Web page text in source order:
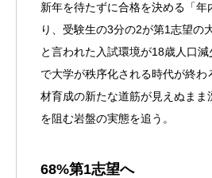
新年を待たずに合格を決める「年
り、受験生の3分の2が第1志望の
と言われた入試環境が18歳人口
で大学が秩序化される時代が終わ
材育成の新たな道筋が見えぬまま
を阻む岩盤の実態を追う。
68%第1志望へ